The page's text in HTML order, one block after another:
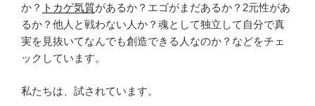
か？ トカゲ気質があるか？エゴがまだあるか？2元性があ
るか？他人と戦わない人か？魂として独立して自分で真
実を見抜いてなんでも創造できる人なのか？などをチェ
ックしています。
私たちは、試されています。